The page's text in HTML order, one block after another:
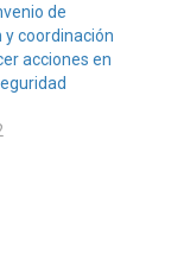
de
y coordinación
acciones en